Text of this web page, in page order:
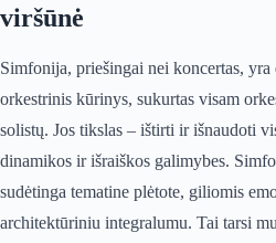
viršūnė
Simfonija, priešingai nei koncertas, yra
orkestrinis kūrinys, sukurtas visam
solistų. Jos tikslas – ištirti ir išnaudoti
dinamikos ir išraiškos galimybes.
sudėtinga tematine plėtote, giliomis
architektūriniu integralumu. Tai tarsi